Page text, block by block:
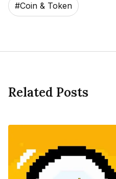
#Coin & Token
Related Posts